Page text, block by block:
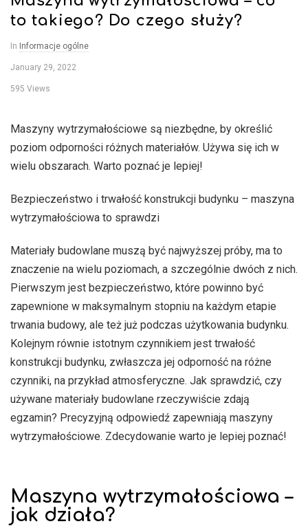
–
o
g
o
n
e
u
m
a
t
c
to takiego? Do czego służy?
In Informacje ogólne
January 29, 2022
595 Views
Maszyny wytrzymałościowe są niezbędne, by określić
poziom odporności różnych materiałów. Używa się ich w
wielu obszarach. Warto poznać je lepiej!
Bezpieczeństwo i trwałość konstrukcji budynku – maszyna
wytrzymałościowa to sprawdzi
Materiały budowlane muszą być najwyższej próby, ma to
znaczenie na wielu poziomach, a szczególnie dwóch z nich.
Pierwszym jest bezpieczeństwo, które powinno być
zapewnione w maksymalnym stopniu na każdym etapie
trwania budowy, ale też już podczas użytkowania budynku.
Kolejnym równie istotnym czynnikiem jest trwałość
konstrukcji budynku, zwłaszcza jej odporność na różne
czynniki, na przykład atmosferyczne. Jak sprawdzić, czy
używane materiały budowlane rzeczywiście zdają
egzamin? Precyzyjną odpowiedź zapewniają maszyny
wytrzymałościowe. Zdecydowanie warto je lepiej poznać!
Maszyna wytrzymałościowa –
jak działa?